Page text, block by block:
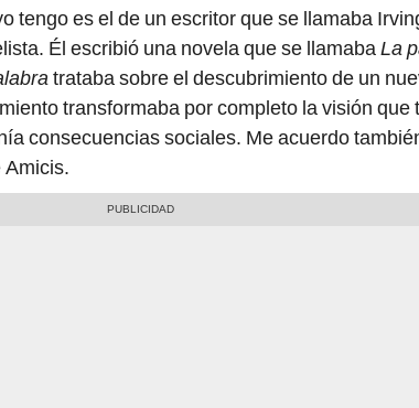
tengo es el de un escritor que se llamaba
Él escribió una novela que se llamabaLa
trataba sobre el descubrimiento de un
transformaba por completo la visión que
consecuencias sociales. Me acuerdo
Amicis.